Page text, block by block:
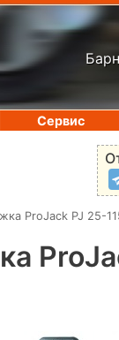
ProJack PJ 25-
Сервис